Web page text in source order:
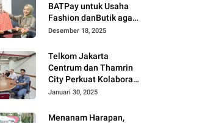
BATPay untuk Usaha
Fashion danButik agar
Transaksi Lebih Cepat
Desember 18, 2025
Telkom Jakarta
Centrum dan Thamrin
City Perkuat Kolaborasi
Kawasan Bisnis dan
Januari 30, 2025
Menanam Harapan,